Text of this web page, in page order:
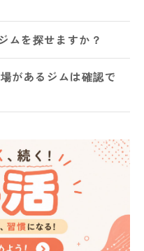
ムを探せますか？
があるジムは確認で